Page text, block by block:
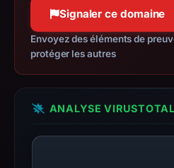
12,
2025,
Revolut.
details
may
Signaler ce domaine
Envoyez des éléments de
protéger les autres
ANALYSE VIRUSTOTAL